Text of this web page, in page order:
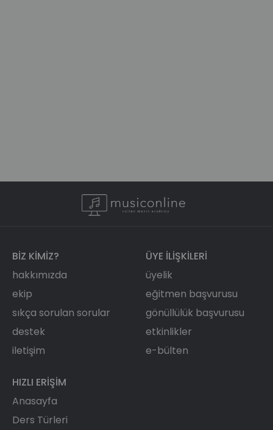
BIZ KIMIZ?
hakkımızda
ekip
sıkça sorulan sorular
destek
iletişim
ÜYE ILIŞKILERI
üyelik
eğitmen başvurusu
gönüllülük başvurusu
etkinlikler
e-bülten
HIZLI ERIŞIM
Anasayfa
Ders Türleri